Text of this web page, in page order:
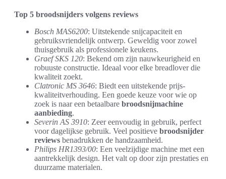
Top 5 broodsnijders volgens reviews
Bosch MAS6200: Uitstekende snijcapaciteit en
gebruiksvriendelijk ontwerp. Geweldig voor zowel
thuisgebruik als professionele keukens.
Graef SKS 120: Bekend om zijn nauwkeurigheid en
robuuste constructie. Ideaal voor elke breadlover die
kwaliteit zoekt.
Clatronic MS 3646: Biedt een uitstekende prijs-
kwaliteitverhouding. Een goede keuze voor wie op
zoek is naar een betaalbare broodsnijmachine
aanbieding.
Severin AS 3910: Zeer eenvoudig in gebruik, perfect
voor dagelijkse gebruik. Veel positieve broodsnijder
reviews benadrukken de handzaamheid.
Philips HR1393/00: Een veelzijdige machine met een
aantrekkelijk design. Het valt op door zijn prestaties en
duurzame materialen.